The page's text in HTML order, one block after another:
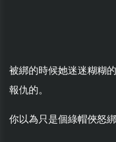
被綁的時候她迷迷糊糊
報仇的。
你以為只是個綠帽俠怒